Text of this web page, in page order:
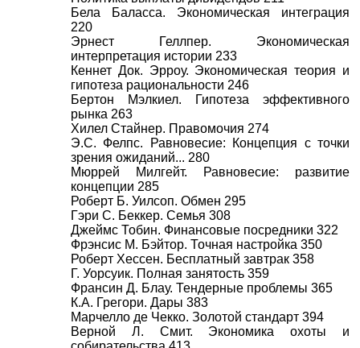
Бела Баласса. Экономическая интеграция
220
Эрнест Геллпер. Экономическая
интерпретация истории 233
Кеннет Док. Эрроу. Экономическая теория и
гипотеза рациональности 246
Бертон Мэлкиел. Гипотеза эффективного
рынка 263
Хилел Стайнер. Правомочия 274
Э.С. Фелпс. Равновесие: Концепция с точки
зрения ожиданий... 280
Мюррей Милгейт. Равновесие: развитие
концепции 285
Роберт Б. Уилсоп. Обмен 295
Гэри С. Беккер. Семья 308
Джеймс Тобин. Финансовые посредники 322
Фрэнсис М. Бэйтор. Точная настройка 350
Роберт Хессен. Бесплатный завтрак 358
Г. Уорсуик. Полная занятость 359
Франсин Д. Блау. Тендерные проблемы 365
К.А. Грегори. Дары 383
Марчелло де Чекко. Золотой стандарт 394
Верной Л. Смит. Экономика охоты и